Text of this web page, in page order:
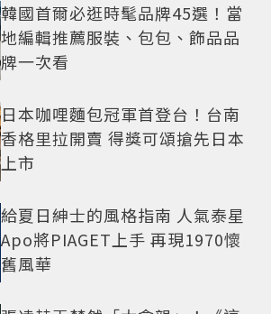
韓國首爾必逛時髦品牌45選！當
地編輯推薦服裝、包包、飾品品
牌一次看
日本咖哩麵包冠軍首登台！台南
香格里拉開賣 得獎可頌搶先日本
上市
給夏日紳士的風格指南 人氣泰星
Apo將PIAGET上手 再現1970懷
舊風華